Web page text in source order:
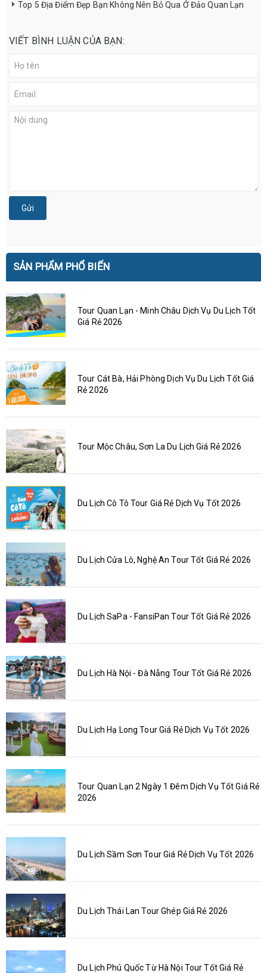
Top 5 Địa Điểm Đẹp Bạn Không Nên Bỏ Qua Ở Đảo Quan Lạn
VIẾT BÌNH LUẬN CỦA BẠN:
Gửi
SẢN PHẨM PHỔ BIẾN
Tour Quan Lạn - Minh Châu Dịch Vụ Du Lịch Tốt
Giá Rẻ 2026
Tour Cát Bà, Hải Phòng Dịch Vụ Du Lịch Tốt Giá
Rẻ 2026
Tour Mộc Châu, Sơn La Du Lịch Giá Rẻ 2026
Du Lịch Cô Tô Tour Giá Rẻ Dịch Vụ Tốt 2026
Du Lịch Cửa Lò, Nghệ An Tour Tốt Giá Rẻ 2026
Du Lịch SaPa - FansiPan Tour Tốt Giá Rẻ 2026
Du Lịch Hà Nội - Đà Nẵng Tour Tốt Giá Rẻ 2026
Du Lịch Hạ Long Tour Giá Rẻ Dịch Vụ Tốt 2026
Tour Quan Lạn 2 Ngày 1 Đêm Dịch Vụ Tốt Giá Rẻ
2026
Du Lịch Sầm Sơn Tour Giá Rẻ Dịch Vụ Tốt 2026
Du Lịch Thái Lan Tour Ghép Giá Rẻ 2026
Du Lịch Phú Quốc Từ Hà Nội Tour Tốt Giá Rẻ